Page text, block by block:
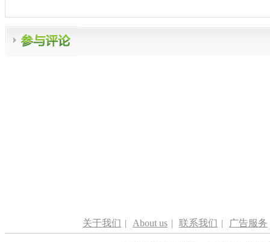
关于我们 | About us | 联系我们 | 广告服务